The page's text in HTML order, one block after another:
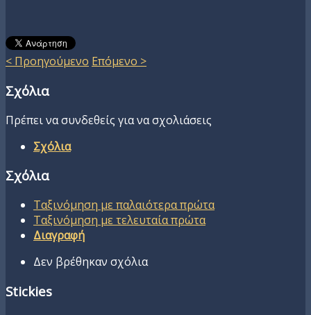
< Προηγούμενο Επόμενο >
Σχόλια
Πρέπει να συνδεθείς για να σχολιάσεις
Σχόλια
Σχόλια
Ταξινόμηση με παλαιότερα πρώτα
Ταξινόμηση με τελευταία πρώτα
Διαγραφή
Δεν βρέθηκαν σχόλια
Stickies